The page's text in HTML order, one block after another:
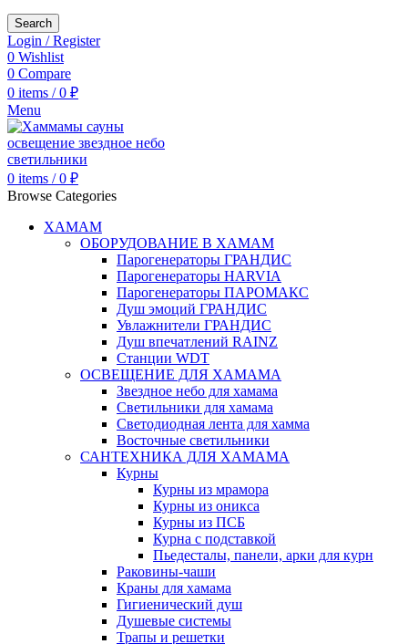
Search
Login / Register
0 Wishlist
0 Compare
0 items / 0 ₽
Menu
0 items / 0 ₽
Browse Categories
ХАМАМ
ОБОРУДОВАНИЕ В ХАМАМ
Парогенераторы ГРАНДИС
Парогенераторы HARVIA
Парогенераторы ПАРОМАКС
Душ эмоций ГРАНДИС
Увлажнители ГРАНДИС
Душ впечатлений RAINZ
Станции WDT
ОСВЕЩЕНИЕ ДЛЯ ХАМАМА
Звездное небо для хамама
Светильники для хамама
Светодиодная лента для хамма
Восточные светильники
САНТЕХНИКА ДЛЯ ХАМАМА
Курны
Курны из мрамора
Курны из оникса
Курны из ПСБ
Курна с подставкой
Пьедесталы, панели, арки для курн
Раковины-чаши
Краны для хамама
Гигиенический душ
Душевые системы
Трапы и решетки